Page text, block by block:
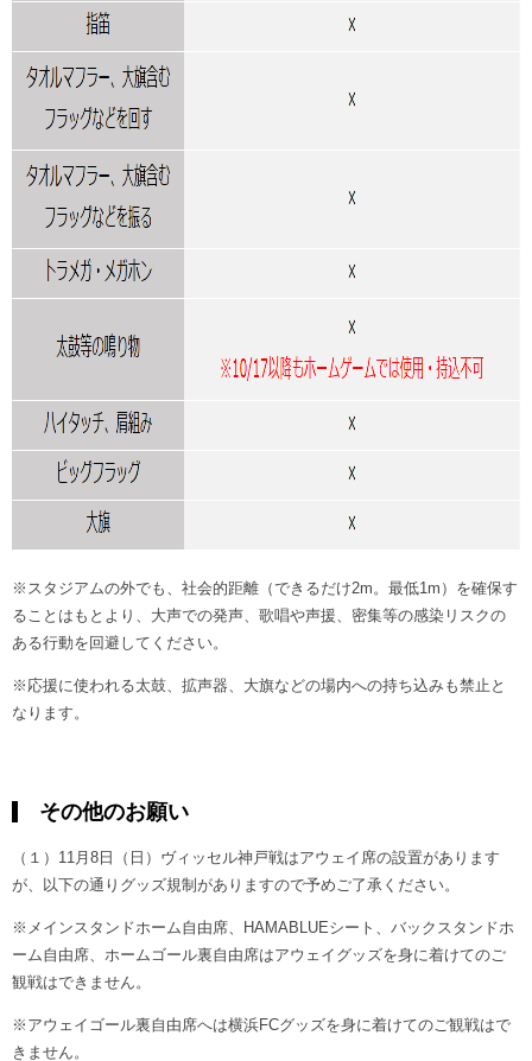
※スタジアムの外でも、社会的距離（できるだけ2m。最低1m）を確保す
ることはもとより、大声での発声、歌唱や声援、密集等の感染リスクの
ある行動を回避してください。
※応援に使われる太鼓、拡声器、大旗などの場内への持ち込みも禁止と
なります。
その他のお願い
（１）11月8日（日）ヴィッセル神戸戦はアウェイ席の設置があります
が、以下の通りグッズ規制がありますので予めご了承ください。
※メインスタンドホーム自由席、HAMABLUEシート、バックスタンドホ
ーム自由席、ホームゴール裏自由席はアウェイグッズを身に着けてのご
観戦はできません。
※アウェイゴール裏自由席へは横浜FCグッズを身に着けてのご観戦はで
きません。